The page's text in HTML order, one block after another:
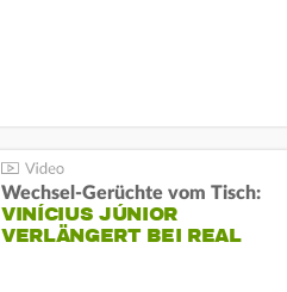
Wechsel-Gerüchte vom Tisch:
VINÍCIUS JÚNIOR
VERLÄNGERT BEI REAL